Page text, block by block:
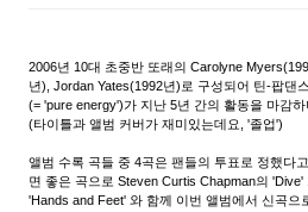
2006년 10대 초중반 또래의 Carolyne
년), Jordan Yates(1992년)로 구성되어 틴-팝댄
(= 'pure energy')가 지난 5년 간의 활동을 마감
(타이틀과 앨범 커버가 재미있는데요, '졸업')
앨범 수록 곡들 중 4곡은 팬들의 투표로 정했다
면 좋은 곡으로 Steven Curtis Chapman의
'Hands and Feet' 와 함께 이번 앨범에서 신곡으